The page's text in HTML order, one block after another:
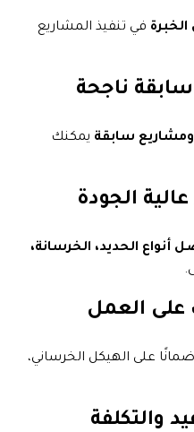
في تنفيذ المشاريع
سابقة يمكنك
أنواع الحديد، الخرسانة،
على الهيكل الخرساني،
والتكلفة